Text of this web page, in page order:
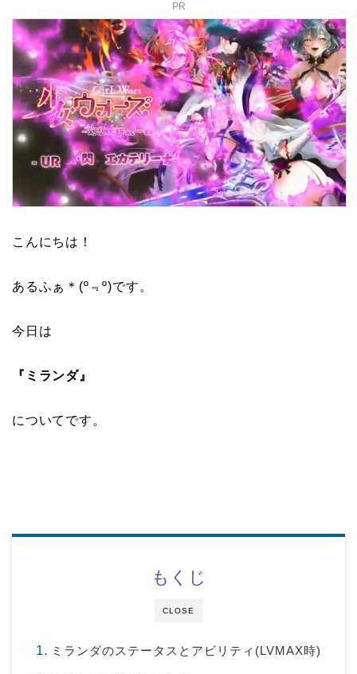
PR
こんにちは！
あるふぁ＊(º﹃º)です。
今日は
『ミランダ』
についてです。
CLOSE
もくじ
ミランダのステータスとアビリティ(LVMAX時)